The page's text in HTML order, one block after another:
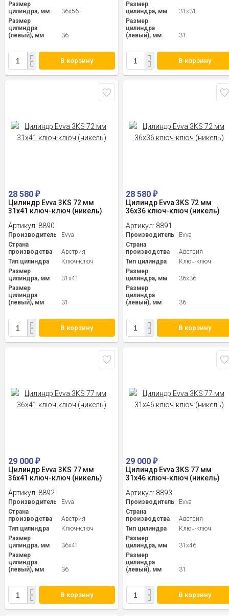
Размер
цилиндра, мм
36x56
Размер
цилиндра
(левый), мм
36
В корзину
Размер
цилиндра, мм
31x31
Размер
цилиндра
(левый), мм
31
В корзину
28 580 ₽
Цилиндр Evva 3KS 72 мм
31x41 ключ-ключ (никель)
Артикул: 8890
Производитель
Evva
Страна
производства
Австрия
Тип цилиндра
Ключ-ключ
Размер
цилиндра, мм
31x41
Размер
цилиндра
(левый), мм
31
В корзину
28 580₽
Цилиндр Evva 3KS 72 мм
36x36 ключ-ключ (никель)
Артикул: 8891
Производитель
Evva
Страна
производства
Австрия
Тип цилиндра
Ключ-ключ
Размер
цилиндра, мм
36x36
Размер
цилиндра
(левый), мм
36
В корзину
29 000 ₽
Цилиндр Evva 3KS 77 мм
36x41 ключ-ключ (никель)
Артикул: 8892
Производитель
Evva
Страна
производства
Австрия
Тип цилиндра
Ключ-ключ
Размер
цилиндра, мм
36x41
Размер
цилиндра
(левый), мм
36
В корзину
29 000₽
Цилиндр Evva 3KS 77 мм
31x46 ключ-ключ (никель)
Артикул: 8893
Производитель
Evva
Страна
производства
Австрия
Тип цилиндра
Ключ-ключ
Размер
цилиндра, мм
31x46
Размер
цилиндра
(левый), мм
31
В корзину